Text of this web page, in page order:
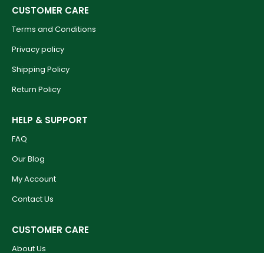
CUSTOMER CARE
Terms and Conditions
Privacy policy
Shipping Policy
Return Policy
HELP & SUPPORT
FAQ
Our Blog
My Account
Contact Us
CUSTOMER CARE
About Us